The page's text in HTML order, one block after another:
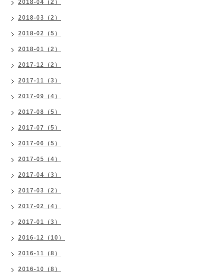
2018-04（2）
2018-03（2）
2018-02（5）
2018-01（2）
2017-12（2）
2017-11（3）
2017-09（4）
2017-08（5）
2017-07（5）
2017-06（5）
2017-05（4）
2017-04（3）
2017-03（2）
2017-02（4）
2017-01（3）
2016-12（10）
2016-11（8）
2016-10（8）